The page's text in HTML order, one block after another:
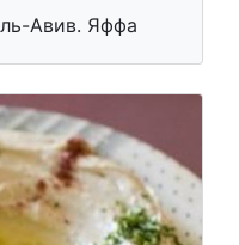
4
Молочная
Авив. Яффа